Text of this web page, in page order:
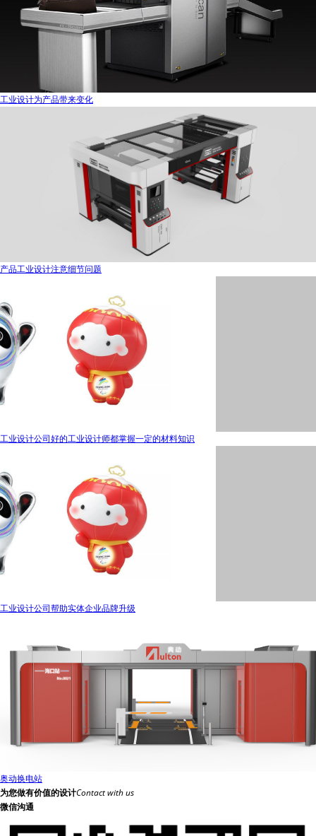
工业设计为产品带来变化
产品工业设计注意细节问题
工业设计公司好的工业设计师都掌握一定的材料知识
工业设计公司帮助实体企业品牌升级
奥动换电站
为您做有价值的设计Contact with us
微信沟通